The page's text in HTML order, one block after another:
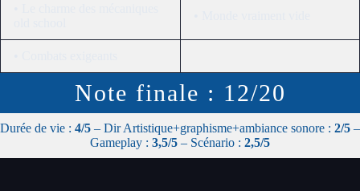
Note finale : 12/20
Durée de vie : 4/5 – Dir Artistique+graphisme+ambiance sonore : 2/5 –
Gameplay : 3,5/5 – Scénario : 2,5/5